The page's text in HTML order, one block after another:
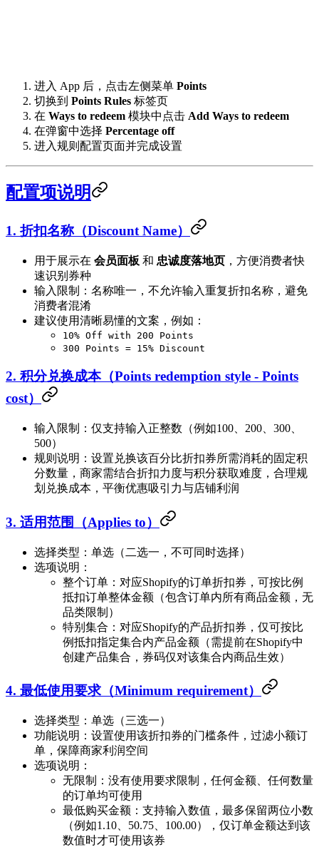
进入 App 后，点击左侧菜单 Points
切换到 Points Rules 标签页
在 Ways to redeem 模块中点击 Add Ways to redeem
在弹窗中选择 Percentage off
进入规则配置页面并完成设置
配置项说明
1. 折扣名称（Discount Name）
用于展示在 会员面板 和 忠诚度落地页 ，方便消费者快
速识别券种
输入限制：名称唯一，不允许输入重复折扣名称，避免
消费者混淆
建议使用清晰易懂的文案，例如：
10% Off with 200 Points
300 Points = 15% Discount
2. 积分兑换成本（Points redemption style - Points
cost）
输入限制：仅支持输入正整数（例如100、200、300、
500）
规则说明：设置兑换该百分比折扣券所需消耗的固定积
分数量，商家需结合折扣力度与积分获取难度，合理规
划兑换成本，平衡优惠吸引力与店铺利润
3. 适用范围（Applies to）
选择类型：单选（二选一，不可同时选择）
选项说明：
整个订单：对应Shopify的订单折扣券，可按比例
抵扣订单整体金额（包含订单内所有商品金额，无
品类限制）
特别集合：对应Shopify的产品折扣券，仅可按比
例抵扣指定集合内产品金额（需提前在Shopify中
创建产品集合，券码仅对该集合内商品生效）
4. 最低使用要求（Minimum requirement）
选择类型：单选（三选一）
功能说明：设置使用该折扣券的门槛条件，过滤小额订
单，保障商家利润空间
选项说明：
无限制：没有使用要求限制，任何金额、任何数量
的订单均可使用
最低购买金额：支持输入数值，最多保留两位小数
（例如1.10、50.75、100.00），仅订单金额达到该
数值时才可使用该券